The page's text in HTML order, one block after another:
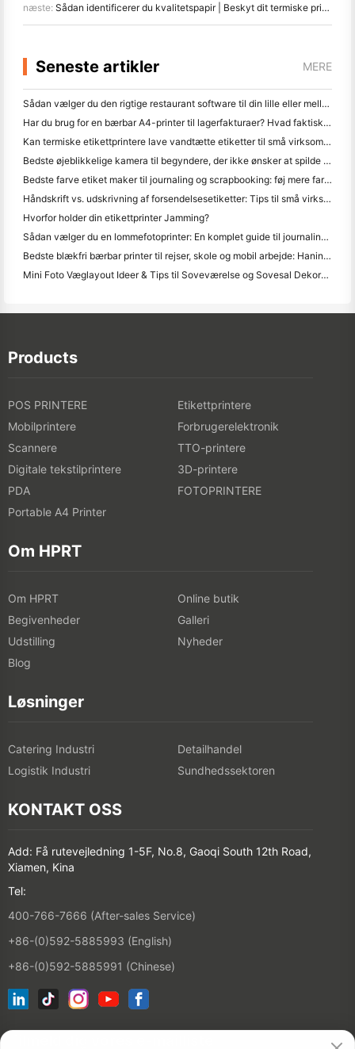
næste: Sådan identificerer du kvalitetspapir | Beskyt dit termiske printer udskriftshoved
Seneste artikler MERE
Sådan vælger du den rigtige restaurant software til din lille eller mellemstore restaurant
Har du brug for en bærbar A4-printer til lagerfakturaer? Hvad faktisk virker
Kan termiske etikettprintere lave vandtætte etiketter til små virksomhedsprodukter?
Bedste øjeblikkelige kamera til begyndere, der ikke ønsker at spilde papir
Bedste farve etiket maker til journaling og scrapbooking: føj mere farve til hver side
Håndskrift vs. udskrivning af forsendelsesetiketter: Tips til små virksomheder i 2026
Hvorfor holder din etikettprinter Jamming?
Sådan vælger du en lommefotoprinter: En komplet guide til journaling, rejser og iPhone-brugere
Bedste blækfri bærbar printer til rejser, skole og mobil arbejde: Hanin MT620 Pro anmeldelse
Mini Foto Væglayout Ideer & Tips til Soveværelse og Sovesal Dekoration
Products
POS PRINTERE
Etikettprintere
Mobilprintere
Forbrugerelektronik
Scannere
TTO-printere
Digitale tekstilprintere
3D-printere
PDA
FOTOPRINTERE
Portable A4 Printer
Om HPRT
Om HPRT
Online butik
Begivenheder
Galleri
Udstilling
Nyheder
Blog
Løsninger
Catering Industri
Detailhandel
Logistik Industri
Sundhedssektoren
KONTAKT OSS
Add: Få rutevejledning 1-5F, No.8, Gaoqi South 12th Road,
Xiamen, Kina
Tel:
400-766-7666 (After-sales Service)
+86-(0)592-5885993 (English)
+86-(0)592-5885991 (Chinese)